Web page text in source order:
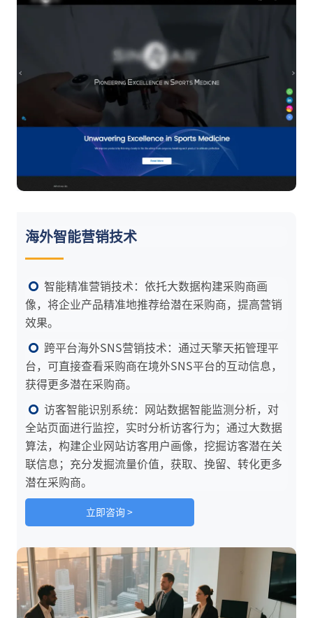
海外智能营销技术
智能精准营销技术：依托大数据构建采购商画
像，将企业产品精准地推荐给潜在采购商，提高营销
效果。
跨平台海外SNS营销技术：通过天擎天拓管理平
台，可直接查看采购商在境外SNS平台的互动信息，
获得更多潜在采购商。
访客智能识别系统：网站数据智能监测分析，对
全站页面进行监控，实时分析访客行为；通过大数据
算法，构建企业网站访客用户画像，挖掘访客潜在关
联信息；充分发掘流量价值，获取、挽留、转化更多
潜在采购商。
立即咨询 >